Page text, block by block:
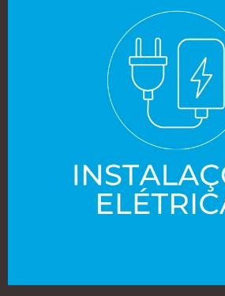
dados em tempo real e rastreabilidade total.